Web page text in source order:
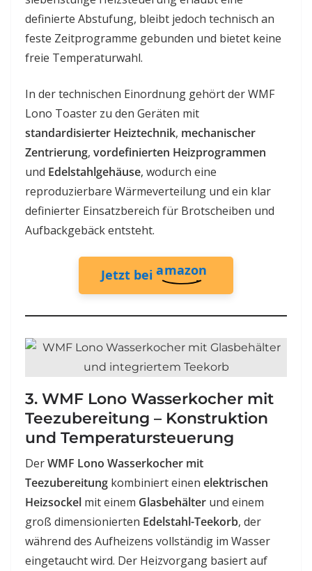
definierte Abstufung, bleibt jedoch technisch an
feste Zeitprogramme gebunden und bietet keine
freie Temperaturwahl.
In der technischen Einordnung gehört der WMF
Lono Toaster zu den Geräten mit
standardisierter Heiztechnik, mechanischer
Zentrierung, vordefinierten Heizprogrammen
und Edelstahlgehäuse, wodurch eine
reproduzierbare Wärmeverteilung und ein klar
definierter Einsatzbereich für Brotscheiben und
Aufbackgebäck entsteht.
Jetzt bei amazon
3. WMF Lono Wasserkocher mit
Teezubereitung – Konstruktion
und Temperatursteuerung
DerWMF Lono Wasserkocher mit
Teezubereitung kombiniert einen elektrischen
Heizsockel mit einem Glasbehälter und einem
groß dimensionierten Edelstahl-Teekorb, der
während des Aufheizens vollständig im Wasser
eingetaucht wird. Der Heizvorgang basiert auf